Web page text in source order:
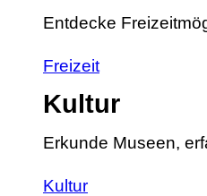
Entdecke
Freizeit
Kultur
Erkunde Museen,
Kultur